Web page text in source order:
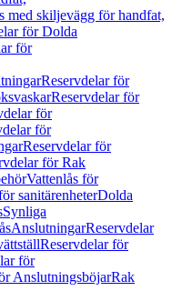
med skiljevägg för handfat,
för Dolda
för
Reservdelar för
Reservdelar för
för
för
Reservdelar för
för Rak
Vattenlås för
sanitärenheterDolda
Synliga
AnslutningarReservdelar
Reservdelar för
för
AnslutningsböjarRak